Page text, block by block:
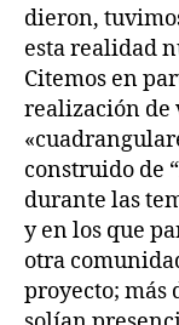
dieron,
esta realidad
Citemos en
realización de
construido de
durante las
y en los que
otra
proyecto; más